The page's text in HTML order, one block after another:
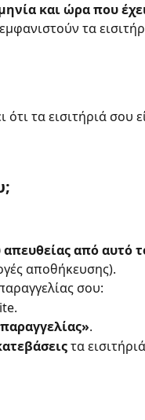
και ώρα που
τα
τα εισιτήριά σου
απευθείας από αυτό
αποθήκευσης).
σου:
.
τα